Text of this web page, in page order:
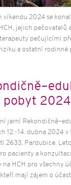
víkendu 2024 se
jejich pečovatelů
pečujícími
a ostatní rodinné
pobyt 2024
jarní
12.-14. dubna 2024 v
2633, Pardubice.
pacienty a
na HCH pro všechny
mají zájem o